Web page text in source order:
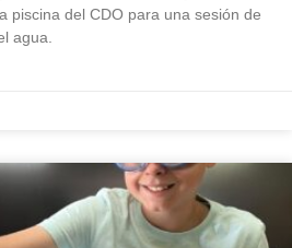
piscina del CDO para una sesión de
agua.